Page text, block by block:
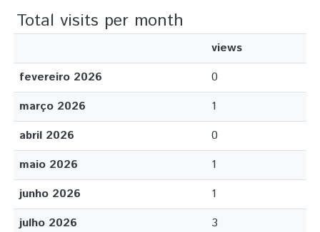
Total visits per month
views
fevereiro 2026
0
março 2026
1
abril 2026
0
maio 2026
1
junho 2026
1
julho 2026
3